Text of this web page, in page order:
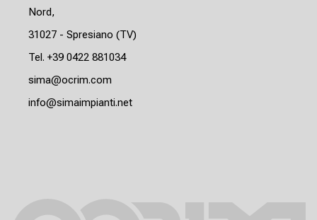
Nord,
31027 - Spresiano (TV)
Tel. +39 0422 881034
sima@ocrim.com
info@simaimpianti.net